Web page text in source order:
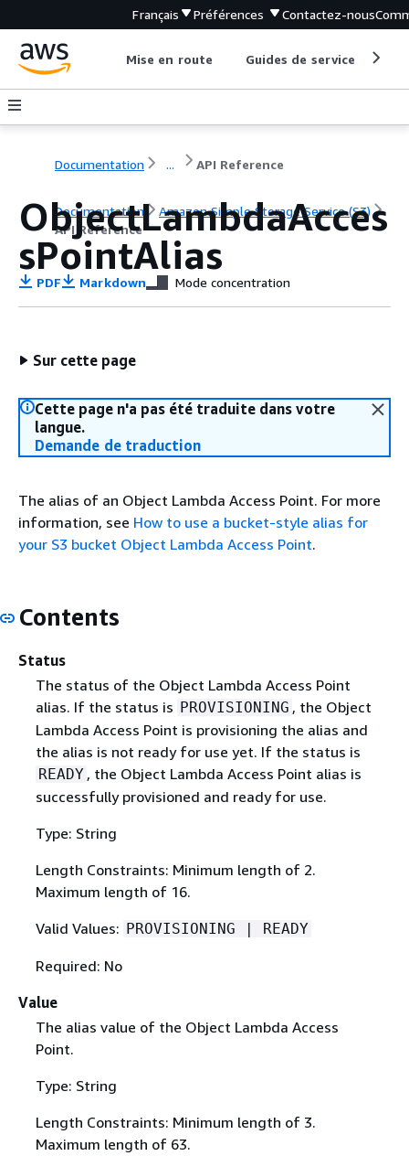
Français Préférences Contactez-nous
Mise en route Guides de service
Documentation ... API Reference
Documentation
Amazon Simple Storage Service (S3)
API Reference
ObjectLambdaAcces
sPointAlias
PDF Markdown Mode concentration
Sur cette page
Cette page n'a pas été traduite dans votre
langue.
Demande de traduction
The alias of an Object Lambda Access Point. For more
information, see How to use a bucket-style alias for
your S3 bucket Object Lambda Access Point.
Contents
Status
The status of the Object Lambda Access Point
alias. If the status is PROVISIONING , the Object
Lambda Access Point is provisioning the alias and
the alias is not ready for use yet. If the status is
READY , the Object Lambda Access Point alias is
successfully provisioned and ready for use.
Type: String
Length Constraints: Minimum length of 2.
Maximum length of 16.
Valid Values: PROVISIONING | READY
Required: No
Value
The alias value of the Object Lambda Access
Point.
Type: String
Length Constraints: Minimum length of 3.
Maximum length of 63.